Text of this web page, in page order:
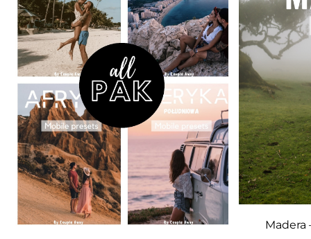
Madera